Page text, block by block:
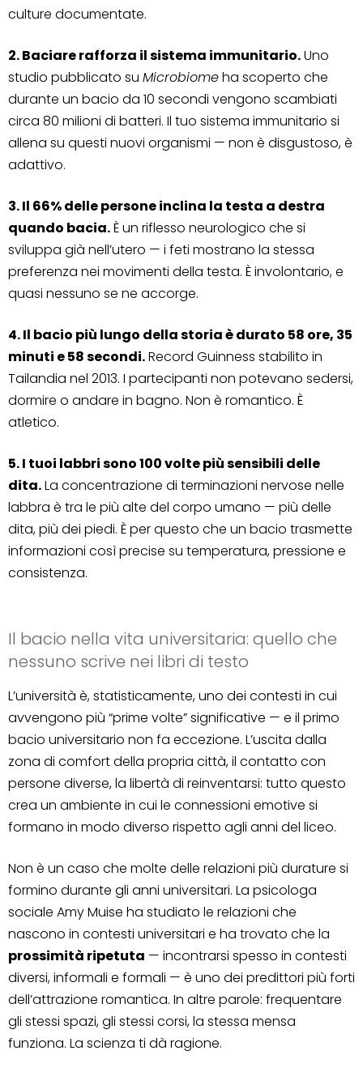
culture documentate.
2. Baciare rafforza il sistema immunitario.Uno
studio pubblicato su Microbiomeha scoperto che
durante un bacio da 10 secondi vengono scambiati
circa 80 milioni di batteri. Il tuo sistema immunitario si
allena su questi nuovi organismi — non è disgustoso, è
adattivo.
3. Il 66% delle persone inclina la testa a destra
quando bacia.È un riflesso neurologico che si
sviluppa già nell’utero — i feti mostrano la stessa
preferenza nei movimenti della testa. È involontario, e
quasi nessuno se ne accorge.
4. Il bacio più lungo della storia è durato 58 ore, 35
minuti e 58 secondi.Record Guinness stabilito in
Tailandia nel 2013. I partecipanti non potevano sedersi,
dormire o andare in bagno. Non è romantico. È
atletico.
5. I tuoi labbri sono 100 volte più sensibili delle
dita.La concentrazione di terminazioni nervose nelle
labbra è tra le più alte del corpo umano — più delle
dita, più dei piedi. È per questo che un bacio trasmette
informazioni così precise su temperatura, pressione e
consistenza.
Il bacio nella vita universitaria: quello che
nessuno scrive nei libri di testo
L’università è, statisticamente, uno dei contesti in cui
avvengono più “prime volte” significative — e il primo
bacio universitario non fa eccezione. L’uscita dalla
zona di comfort della propria città, il contatto con
persone diverse, la libertà di reinventarsi: tutto questo
crea un ambiente in cui le connessioni emotive si
formano in modo diverso rispetto agli anni del liceo.
Non è un caso che molte delle relazioni più durature si
formino durante gli anni universitari. La psicologa
sociale Amy Muise ha studiato le relazioni che
nascono in contesti universitari e ha trovato che la
prossimità ripetuta — incontrarsi spesso in contesti
diversi, informali e formali — è uno dei predittori più forti
dell’attrazione romantica. In altre parole: frequentare
gli stessi spazi, gli stessi corsi, la stessa mensa
funziona. La scienza ti dà ragione.